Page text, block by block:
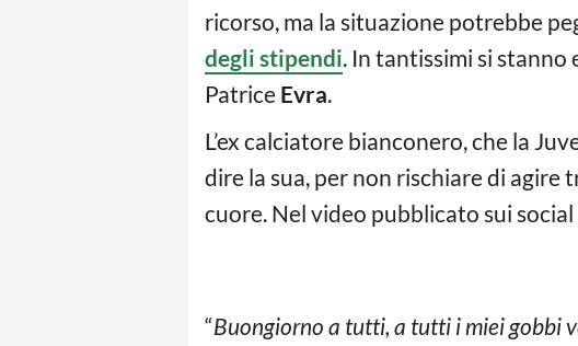
ricorso, ma la situazione potrebbe
degli stipendi. In tantissimi si
Patrice Evra.
L’ex calciatore bianconero, che la
dire la sua, per non rischiare di agire
cuore. Nel video pubblicato sui
“Buongiorno a tutti, a tutti i miei gobbi